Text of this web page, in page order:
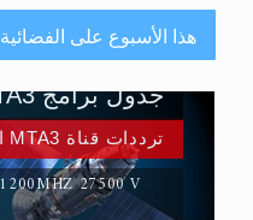
هذا الأسبوع على الفضائية
ترددات قناة MTA3 العربية:
27500 V
جدول برامج MTA3